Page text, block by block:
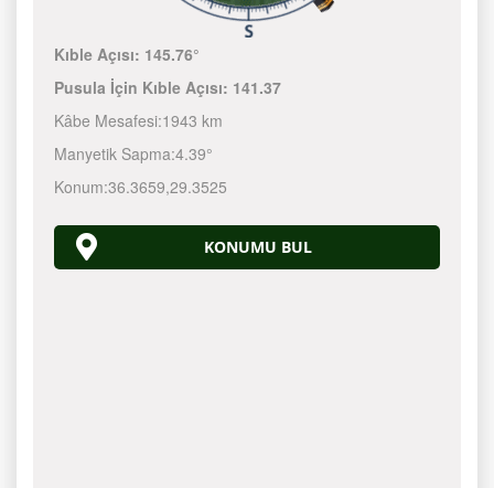
Kıble Açısı: 145.76°
Pusula İçin Kıble Açısı: 141.37
Kâbe Mesafesi:1943 km
Manyetik Sapma:4.39°
Konum:36.3659,29.3525
KONUMU BUL